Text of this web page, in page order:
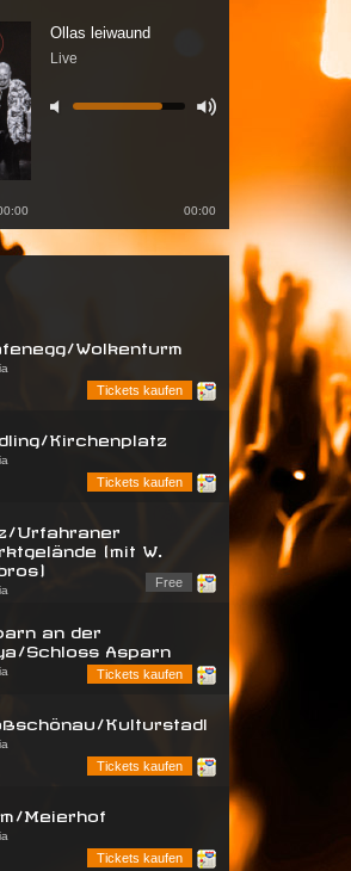
Ollas leiwaund
Live
00:00
Wolkenturm
Tickets kaufen
Kirchenplatz
Tickets kaufen
Urfahraner
(mit W.
Free
an der
Schloss Asparn
Tickets kaufen
Kulturstadl
Tickets kaufen
Meierhof
Tickets kaufen